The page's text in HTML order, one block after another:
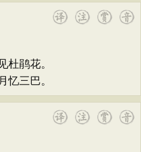
梅花
叙事
写雨
节日
春节
端午节
岳飞
姚合
贺铸
辛弃疾
陶渊明
孟浩然
韦应物
杜鹃花。
忆三巴。